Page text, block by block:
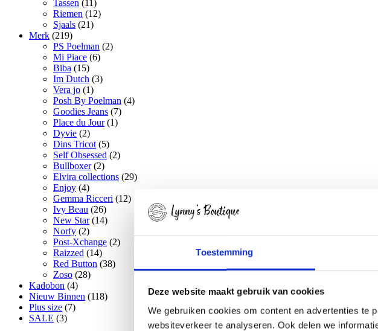
Toestemming
Deze website maakt gebruik van cookies
We gebruiken cookies om content en advertenties te
websiteverkeer te analyseren. Ook delen we
Tassen (11)
Riemen (12)
Sjaals (21)
Merk (219)
PS Poelman (2)
Mi Piace (6)
Biba (15)
Im Dutch (3)
Vera jo (1)
Posh By Poelman (4)
Goodies Jeans (7)
Place du Jour (1)
Dyvie (2)
Dins Tricot (5)
Self Obsessed (2)
Bullboxer (2)
Elvira collections (29)
Enjoy (4)
Gemma Ricceri (12)
Ivy Beau (26)
New Star (14)
Norfy (2)
Post-Xchange (2)
Raizzed (14)
Red Button (38)
Zoso (28)
Kadobon (4)
Nieuw Binnen (118)
Plus size (7)
SALE (3)